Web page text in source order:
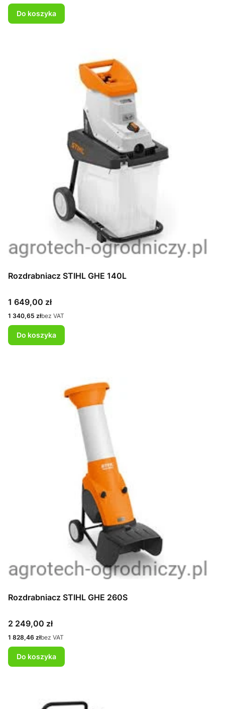
Do koszyka
Rozdrabniacz STIHL GHE 140L
Cena
1 649,00 zł
Cena
1 340,65 złbez VAT
Do koszyka
Rozdrabniacz STIHL GHE 260S
Cena
2 249,00 zł
Cena
1 828,46 złbez VAT
Do koszyka